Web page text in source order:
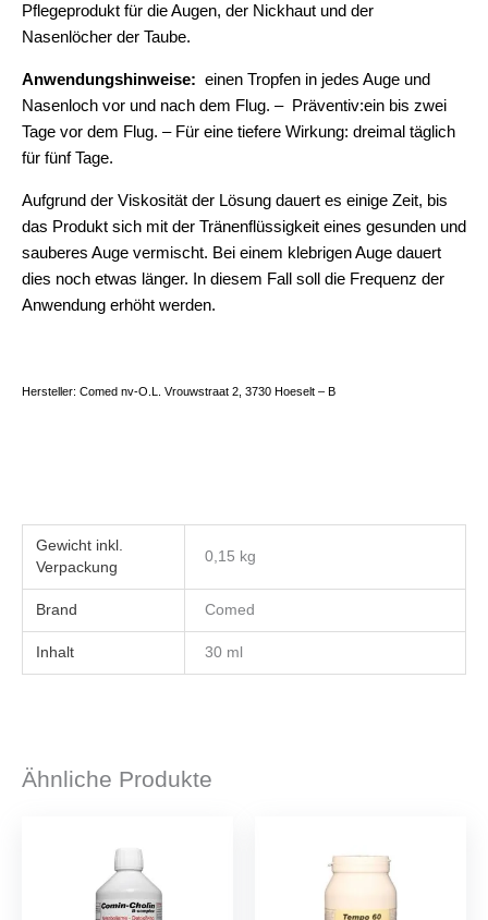
Pflegeprodukt für die Augen, der Nickhaut und der
Nasenlöcher der Taube.
Anwendungshinweise: einen Tropfen in jedes Auge und
Nasenloch vor und nach dem Flug. – Präventiv:ein bis zwei
Tage vor dem Flug. – Für eine tiefere Wirkung: dreimal täglich
für fünf Tage.
Aufgrund der Viskosität der Lösung dauert es einige Zeit, bis
das Produkt sich mit der Tränenflüssigkeit eines gesunden und
sauberes Auge vermischt. Bei einem klebrigen Auge dauert
dies noch etwas länger. In diesem Fall soll die Frequenz der
Anwendung erhöht werden.
Hersteller: Comed nv-O.L. Vrouwstraat 2, 3730 Hoeselt – B
Gewicht
0,15 kg
Brand Comed
Inhalt 30 ml
Ähnliche Produkte